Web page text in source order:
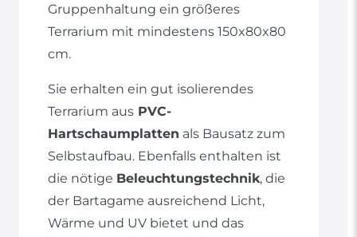
Gruppenhaltung ein größeres
Terrarium mit mindestens 150x80x80
cm.
Sie erhalten ein gut isolierendes
Terrarium aus PVC-
Hartschaumplatten als Bausatz zum
Selbstaufbau. Ebenfalls enthalten ist
die nötige Beleuchtungstechnik, die
der Bartagame ausreichend Licht,
Wärme und UV bietet und das